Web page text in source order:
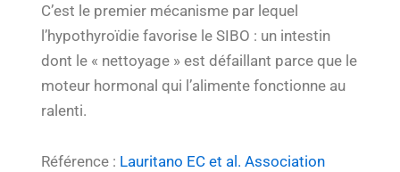
C’est le premier mécanisme par lequel
l’hypothyroïdie favorise le SIBO : un intestin
dont le « nettoyage » est défaillant parce que le
moteur hormonal qui l’alimente fonctionne au
ralenti.
Référence : Lauritano EC et al. Association